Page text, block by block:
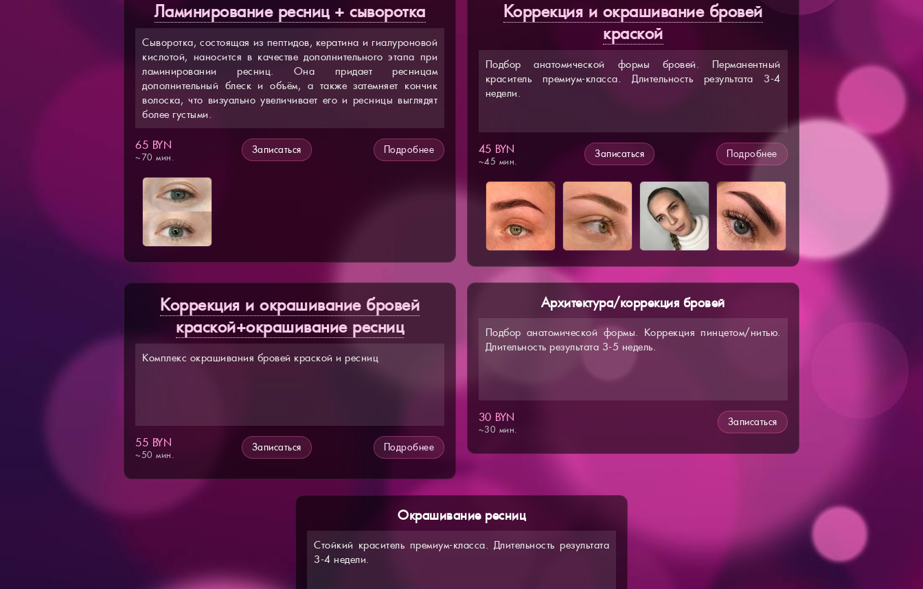
Ламинирование ресниц + сыворотка
Сыворотка, состоящая из пептидов, кератина и гиалуроновой
кислотой, наносится в качестве дополнительного этапа при
ламинировании ресниц. Она придает ресницам
дополнительный блеск и объём, а также затемняет кончик
волоска, что визуально увеличивает его и ресницы выглядят
более густыми.
65 BYN
~70 мин.
Записаться Подробнее
Коррекция и окрашивание бровей
краской
Подбор анатомической формы бровей. Перманентный
краситель премиум-класса. Длительность результата 3-4
недели.
45 BYN
~45 мин.
Записаться Подробнее
Коррекция и окрашивание бровей
краской+окрашивание ресниц
Комплекс окрашивания бровей краской и ресниц
55 BYN
~50 мин.
Записаться Подробнее
Архитектура/коррекция бровей
Подбор анатомической формы. Коррекция пинцетом/нитью.
Длительность результата 3-5 недель.
30 BYN
~30 мин.
Записаться
Окрашивание ресниц
Стойкий краситель премиум-класса. Длительность результата
3-4 недели.